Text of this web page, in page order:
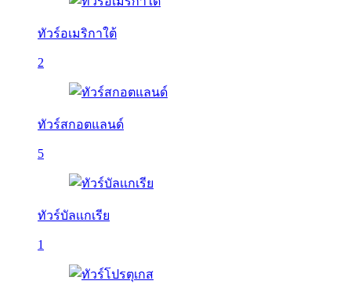
ทัวร์อเมริกาใต้
2
ทัวร์สกอตแลนด์
5
ทัวร์บัลเเกเรีย
1